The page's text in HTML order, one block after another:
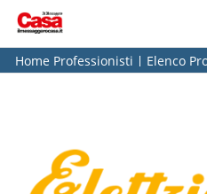
Home Professionisti Elenco